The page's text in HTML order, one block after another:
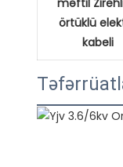
məftil
örtüklü
kabeli